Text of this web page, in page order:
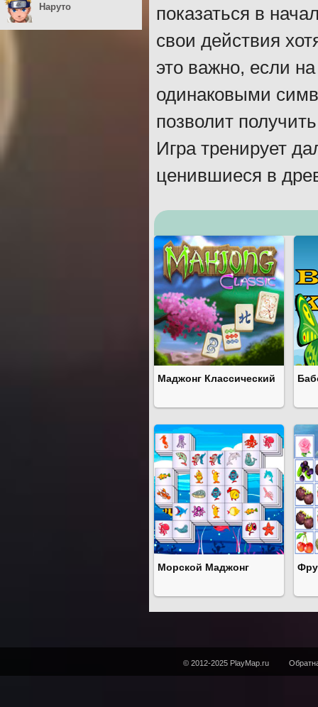
показаться в
свои действия
это важно, если
одинаковыми
позволит
Игра тренирует
ценившиеся в
Маджонг Классический
Морской Маджонг
Наруто
© 2012-2025 PlayMap.ru